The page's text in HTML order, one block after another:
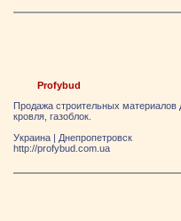
Profybud
Продажа строительных материалов
кровля, газоблок.
Украина | Днепропетровск
http://profybud.com.ua